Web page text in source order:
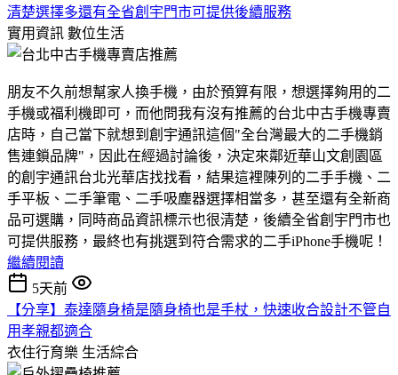
清楚選擇多還有全省創宇門市可提供後續服務
實用資訊 數位生活
朋友不久前想幫家人換手機，由於預算有限，想選擇夠用的二
手機或福利機即可，而他問我有沒有推薦的台北中古手機專賣
店時，自己當下就想到創宇通訊這個"全台灣最大的二手機銷
售連鎖品牌"，因此在經過討論後，決定來鄰近華山文創園區
的創宇通訊台北光華店找找看，結果這裡陳列的二手手機、二
手平板、二手筆電、二手吸塵器選擇相當多，甚至還有全新商
品可選購，同時商品資訊標示也很清楚，後續全省創宇門市也
可提供服務，最終也有挑選到符合需求的二手iPhone手機呢！
繼續閱讀
5天前
【分享】泰達隨身椅是隨身椅也是手杖，快速收合設計不管自
用孝親都適合
衣住行育樂 生活綜合